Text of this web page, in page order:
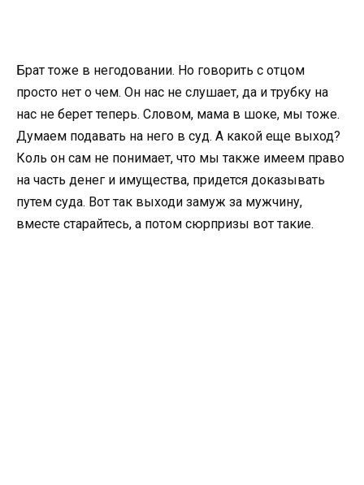
Брат тоже в негодовании. Но говорить с отцом
просто нет о чем. Он нас не слушает, да и трубку на
нас не берет теперь. Словом, мама в шоке, мы тоже.
Думаем подавать на него в суд. А какой еще выход?
Коль он сам не понимает, что мы также имеем право
на часть денег и имущества, придется доказывать
путем суда. Вот так выходи замуж за мужчину,
вместе старайтесь, а потом сюрпризы вот такие.